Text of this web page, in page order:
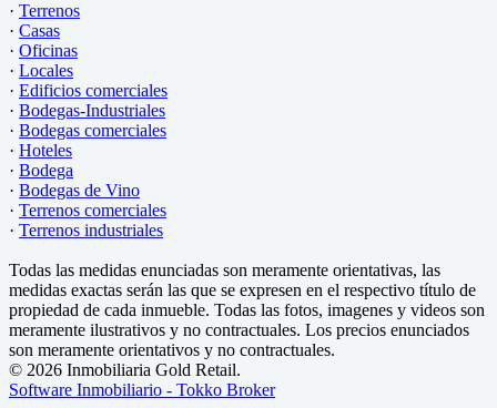
· Terrenos
· Casas
· Oficinas
· Locales
· Edificios comerciales
· Bodegas-Industriales
· Bodegas comerciales
· Hoteles
· Bodega
· Bodegas de Vino
· Terrenos comerciales
· Terrenos industriales
Todas las medidas enunciadas son meramente orientativas, las
medidas exactas serán las que se expresen en el respectivo título de
propiedad de cada inmueble. Todas las fotos, imagenes y videos son
meramente ilustrativos y no contractuales. Los precios enunciados
son meramente orientativos y no contractuales.
© 2026 Inmobiliaria Gold Retail.
Software Inmobiliario - Tokko Broker